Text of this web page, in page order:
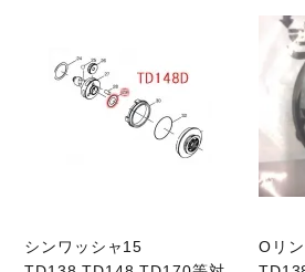
シンワッシャ15
Oリ